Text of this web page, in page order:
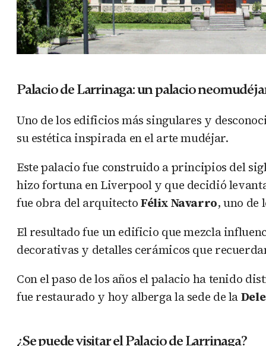
Palacio de Larrinaga: un palacio
Uno de los edificios más singulares y
su estética inspirada en el arte mudéjar.
Este palacio fue construido a principios del
hizo fortuna en Liverpool y que decidió
fue obra del arquitectoFélix Navarro, uno de
El resultado fue un edificio que mezcla
decorativas y detalles cerámicos que
Con el paso de los años el palacio ha tenido
fue restaurado y hoy alberga la sede de la
¿Se puede visitar el Palacio de Larrinaga?